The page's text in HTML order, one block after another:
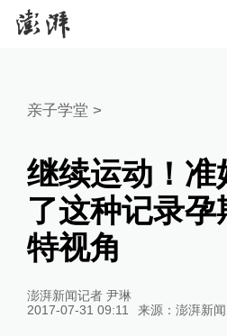
亲子学堂 >
继续运动！准
了这种记录
特视角
澎湃新闻记者 尹琳
2017-07-31 09:11
来源： 澎湃新闻